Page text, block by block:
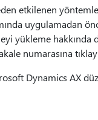
etkilenen
uygulamadan
yükleme
numarasına
Dynamics AX